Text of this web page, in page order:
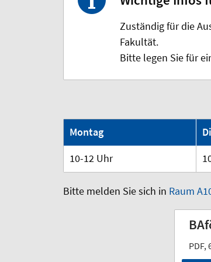
Zuständig für die
Fakultät.
Bitte legen Sie für
Montag
10-12 Uhr
Bitte melden Sie sich in Raum
PDF,